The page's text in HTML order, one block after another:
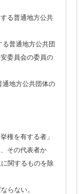
る普通地方公共
普通地方公共団
委員会の委員の
通地方公共団体の
権を有する者」
その代表者か
関するものを除
らない。